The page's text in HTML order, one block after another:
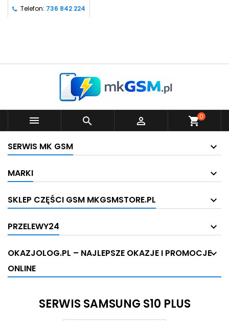
Telefon: 736 842 224
   shopping_cart0
SERWIS MK GSM
MARKI
SKLEP CZĘŚCI GSM MKGSMSTORE.PL
PRZELEWY24
OKAZJOLOG.PL – NAJLEPSZE OKAZJE I PROMOCJE
ONLINE
SERWIS SAMSUNG S10 PLUS